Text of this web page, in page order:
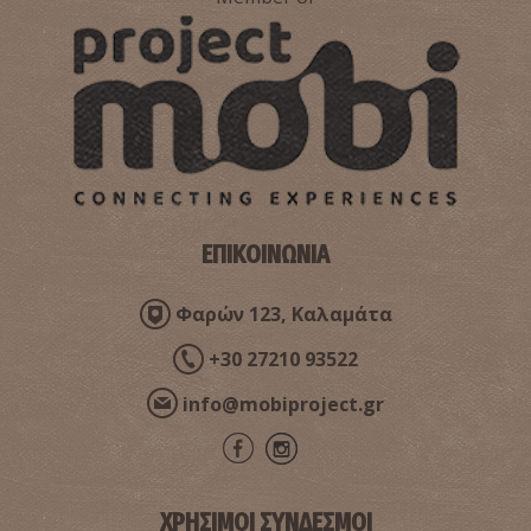
Η Μανιάτικη φορεσιά
Σηροτροφία και παραγωγή μεταξιού στη Μάνη
ΕΠΙΚΟΙΝΩΝΙΑ
Φαρών 123, Καλαμάτα
+30 27210 93522
info@mobiproject.gr
ΧΡΗΣΙΜΟΙ ΣΥΝΔΕΣΜΟΙ